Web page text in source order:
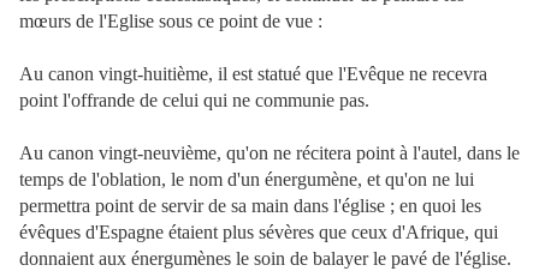
mœurs de l'Eglise sous ce point de vue :
Au canon vingt-huitième, il est statué que l'Evêque ne recevra
point l'offrande de celui qui ne communie pas.
Au canon vingt-neuvième, qu'on ne récitera point à l'autel, dans le
temps de l'oblation, le nom d'un énergumène, et qu'on ne lui
permettra point de servir de sa main dans l'église ; en quoi les
évêques d'Espagne étaient plus sévères que ceux d'Afrique, qui
donnaient aux énergumènes le soin de balayer le pavé de l'église.